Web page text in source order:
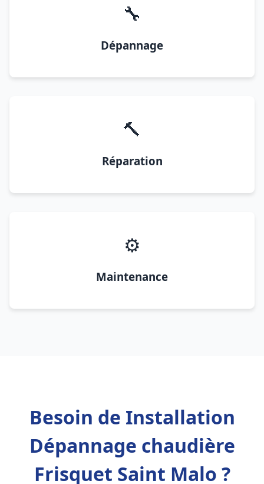
🔧
Dépannage
🔨
Réparation
⚙️
Maintenance
Besoin de Installation
Dépannage chaudière
Frisquet Saint Malo ?